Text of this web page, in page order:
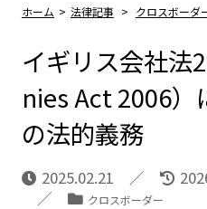
ホーム > 法律記事 > クロスボーダ
イギリス会社法
nies Act 2006）
の法的義務
2025.02.21
クロスボーダー